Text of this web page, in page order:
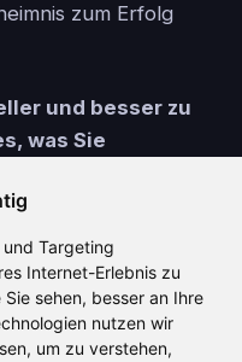
Targeting
Internet-Erlebnis zu
sehen, besser an Ihre
nutzen wir
um zu verstehen,
zum Erfolg
und besser zu
was Sie
Konto